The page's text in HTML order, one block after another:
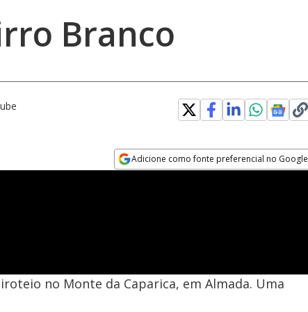
Branco
Adicione como fonte preferencial no Google
no Monte da Caparica, em Almada. Uma